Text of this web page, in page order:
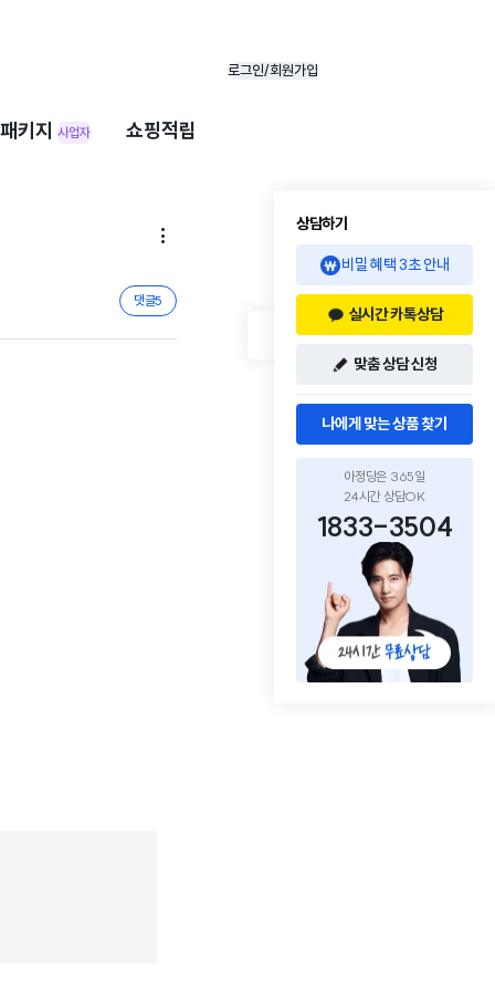
로그인/회원가입
키지 사업자 쇼핑적립

댓글5
상담하기
비밀 혜택 3초 안내
실시간 카톡상담
맞춤 상담 신청
나에게 맞는 상품 찾기
아정당은 365일
24시간 상담OK
1833-3504